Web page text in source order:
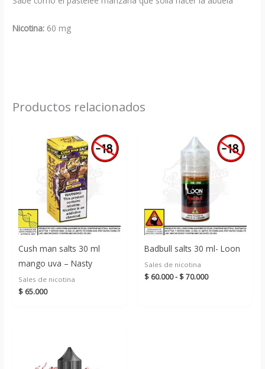
Nicotina: 60 mg
Productos relacionados
Cush man salts 30 ml
mango uva – Nasty
Sales de nicotina
$ 65.000
Badbull salts 30 ml- Loon
Sales de nicotina
$ 60.000- $70.000Rango